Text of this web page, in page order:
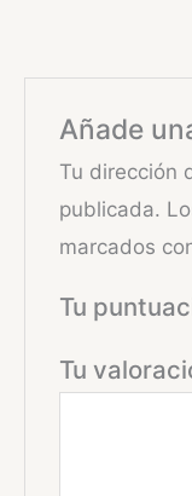
Añade
Tu dirección
publicada.
marcados
Tu
Tu